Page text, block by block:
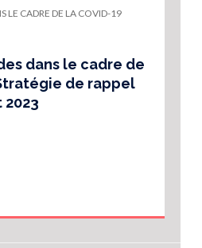
LE CADRE DE LA COVID-19
dans le cadre de
de rappel